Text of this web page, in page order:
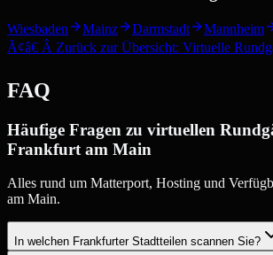
Wiesbaden Mainz Darmstadt
Mannheim
Ã¢â€ Â Zurück zur Übersicht: Virtuelle
FAQ
Häufige Fragen zu virtuellen
Frankfurt am Main
Alles rund um Matterport, Hosting und
am Main.
In welchen Frankfurter Stadtteilen scannen Sie?